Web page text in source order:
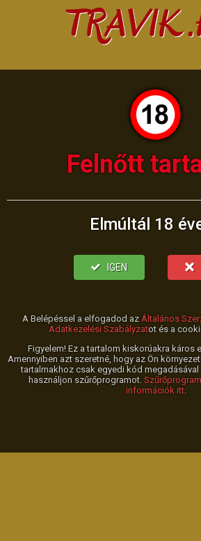
Felnőtt
Elmúltál 18
IGEN
A Belépéssel a elfogadod az Általános
Adatkezelési Szabályzatot és a
Figyelem! Ez a tartalom kiskorúakra káros
Amennyiben azt szeretné, hogy az Ön
tartalmakhoz csak egyedi kód megadásával
használjon szűrőprogramot.
információk itt.